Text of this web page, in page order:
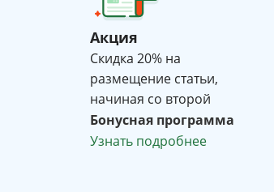
Акция
Cкидка 20% на
размещение статьи,
начиная со второй
Бонусная программа
Узнать подробнее